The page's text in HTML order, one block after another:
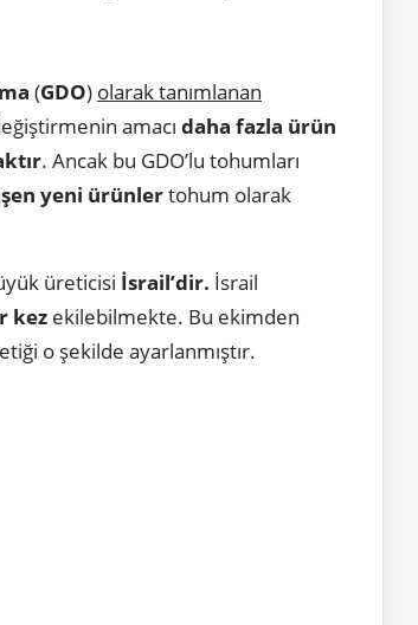
(GDO) olarak tanımlanan
amacı daha fazla ürün
. Ancak bu GDO’lu tohumları
yeni ürünlertohum olarak
üreticisi İsrail’dir. İsrail
kez ekilebilmekte. Bu ekimden
o şekilde ayarlanmıştır.